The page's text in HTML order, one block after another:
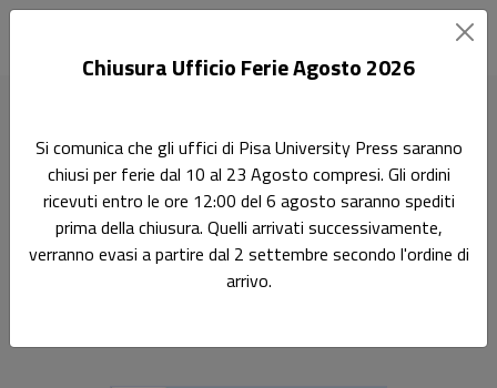
Didattica
Esercizi di Meccanica
Razionale
Chiusura Ufficio Ferie Agosto 2026
Si comunica che gli uffici di Pisa University Press saranno
chiusi per ferie dal 10 al 23 Agosto compresi. Gli ordini
ricevuti entro le ore 12:00 del 6 agosto saranno spediti
prima della chiusura. Quelli arrivati successivamente,
verranno evasi a partire dal 2 settembre secondo l'ordine di
arrivo.